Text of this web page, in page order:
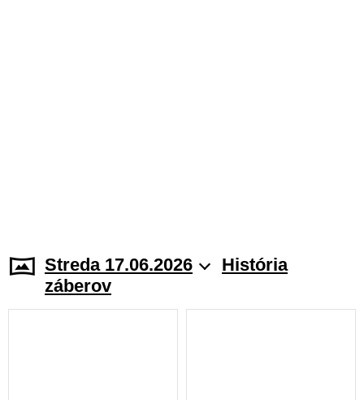
Streda 17.06.2026
História
záberov